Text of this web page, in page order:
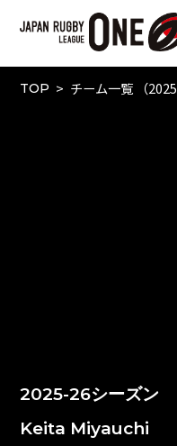
TOP チーム一覧 （
2025-26シーズン
Keita Miyauchi